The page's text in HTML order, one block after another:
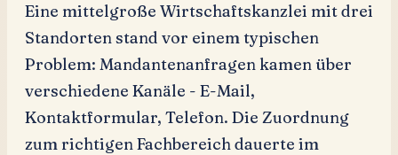
Eine mittelgroße Wirtschaftskanzlei mit drei
Standorten stand vor einem typischen
Problem: Mandantenanfragen kamen über
verschiedene Kanäle - E-Mail,
Kontaktformular, Telefon. Die Zuordnung
zum richtigen Fachbereich dauerte im